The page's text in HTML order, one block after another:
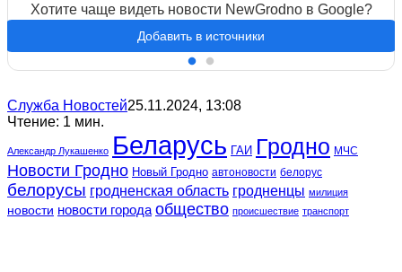
Хотите чаще видеть новости NewGrodno в Google?
Добавить в источники
Служба Новостей25.11.2024, 13:08
Чтение: 1 мин.
Александр Лукашенко Беларусь ГАИ Гродно МЧС
Новости Гродно Новый Гродно автоновости белорус
белорусы гродненская область гродненцы милиция
новости новости города общество происшествие транспорт